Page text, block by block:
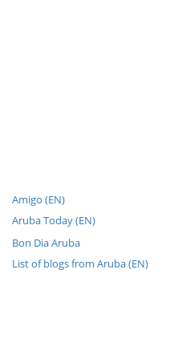
Amigo (EN)
Aruba Today (EN)
Bon Dia Aruba
List of blogs from Aruba (EN)